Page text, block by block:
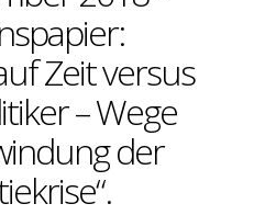
Zeit versus
– Wege
der